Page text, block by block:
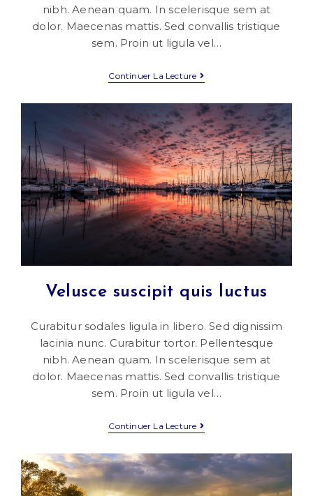
nibh. Aenean quam. In scelerisque sem at
dolor. Maecenas mattis. Sed convallis tristique
sem. Proin ut ligula vel…
Continuer La LecturePraesent
Libro
Ante
Velusce suscipit quis luctus
Curabitur sodales ligula in libero. Sed dignissim
lacinia nunc. Curabitur tortor. Pellentesque
nibh. Aenean quam. In scelerisque sem at
dolor. Maecenas mattis. Sed convallis tristique
sem. Proin ut ligula vel…
Continuer La LectureVelusce
Suscipit
Luctus